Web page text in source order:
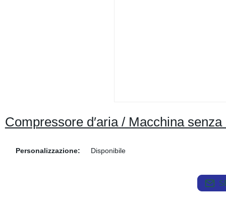
Compressore d′aria / Macchina
Personalizzazione: Disponibile